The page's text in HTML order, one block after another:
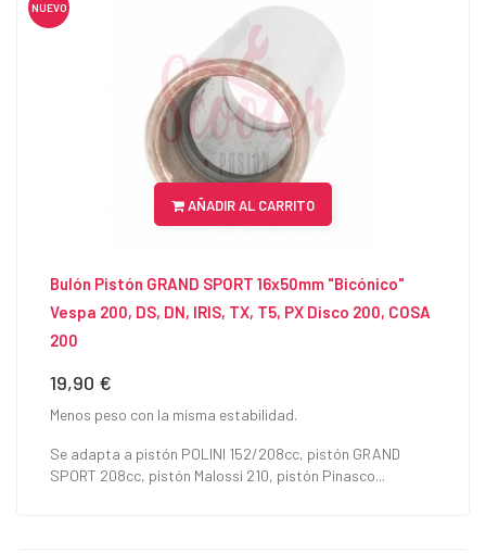
NUEVO
AÑADIR AL CARRITO
Bulón Pistón GRAND SPORT 16x50mm "Bicónico"
Vespa 200, DS, DN, IRIS, TX, T5, PX Disco 200, COSA
200
Precio
19,90 €
Menos peso con la misma estabilidad.
Se adapta a pistón POLINI 152/208cc, pistón GRAND
SPORT 208cc, pistón Malossi 210, pistón Pinasco...